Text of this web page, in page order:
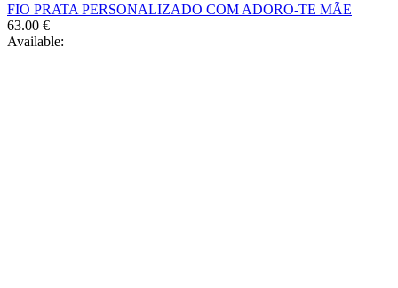
FIO PRATA PERSONALIZADO COM ADORO-TE MÃE
63.00 €
Available: